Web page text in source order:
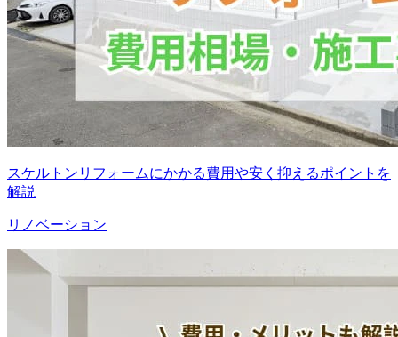
スケルトンリフォームにかかる費用や安く抑えるポイントを
解説
リノベーション